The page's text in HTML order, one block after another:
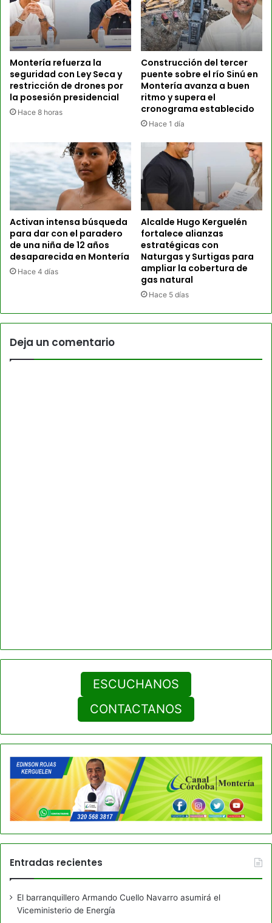
Montería refuerza la
seguridad con Ley Seca y
restricción de drones por
la posesión presidencial
Hace 8 horas
Construcción del tercer
puente sobre el río Sinú en
Montería avanza a buen
ritmo y supera el
cronograma establecido
Hace 1 día
Activan intensa búsqueda
para dar con el paradero
de una niña de 12 años
desaparecida en Montería
Hace 4 días
Alcalde Hugo Kerguelén
fortalece alianzas
estratégicas con
Naturgas y Surtigas para
ampliar la cobertura de
gas natural
Hace 5 días
Deja un comentario
ESCUCHANOS
CONTACTANOS
Entradas recientes
El barranquillero Armando Cuello Navarro asumirá el
Viceministerio de Energía